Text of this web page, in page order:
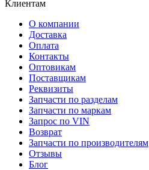
Клиентам
О компании
Доставка
Оплата
Контакты
Оптовикам
Поставщикам
Реквизиты
Запчасти по разделам
Запчасти по маркам
Запрос по VIN
Возврат
Запчасти по производителям
Отзывы
Блог